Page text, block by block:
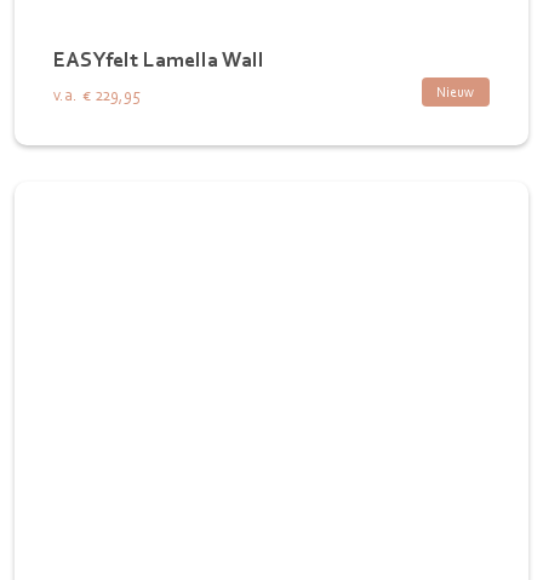
EASYfelt Lamella Wall
Nieuw
v.a. € 229,95